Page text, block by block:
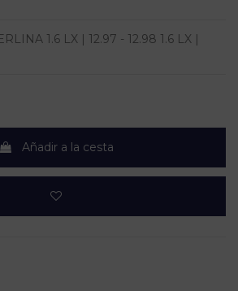
1.6 LX | 12.97 - 12.98 1.6 LX |
Añadir a la cesta